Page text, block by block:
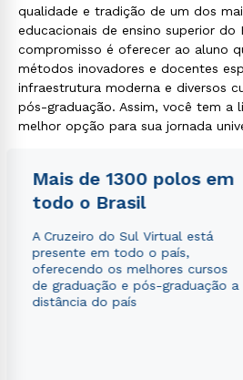
qualidade e tradição de um dos
educacionais de ensino superior do
compromisso é oferecer ao aluno
métodos inovadores e docentes
infraestrutura moderna e diversos
pós-graduação. Assim, você tem a
melhor opção para sua jornada
Mais de 1300 polos em
todo o Brasil
A Cruzeiro do Sul Virtual está
presente em todo o país,
oferecendo os melhores cursos
de graduação e pós-graduação a
distância do país